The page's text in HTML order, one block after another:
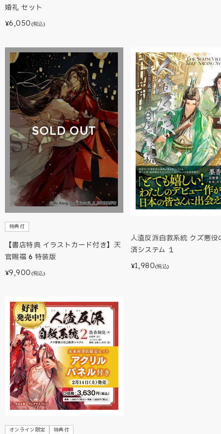
婚礼 セット
¥6,050 (税込)
SOLD OUT
特典付
【書店特典 イラストカード付き】天
官賜福 6 特装版
¥9,900 (税込)
人渣反派自救系統 クズ悪役
済システム １
¥1,980(税込)
オンライン限定 特典付